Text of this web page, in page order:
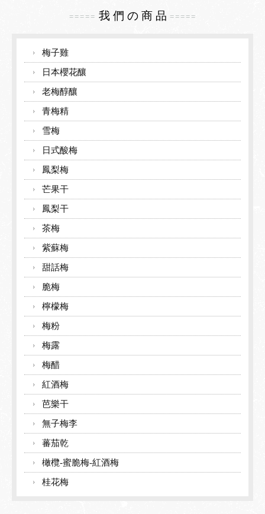
===== 我 們 の 商 品 =====
梅子雞
日本櫻花釀
老梅醇釀
青梅精
雪梅
日式酸梅
鳳梨梅
芒果干
鳳梨干
茶梅
紫蘇梅
甜話梅
脆梅
檸檬梅
梅粉
梅露
梅醋
紅酒梅
芭樂干
無子梅李
蕃茄乾
橄欖-蜜脆梅-紅酒梅
桂花梅